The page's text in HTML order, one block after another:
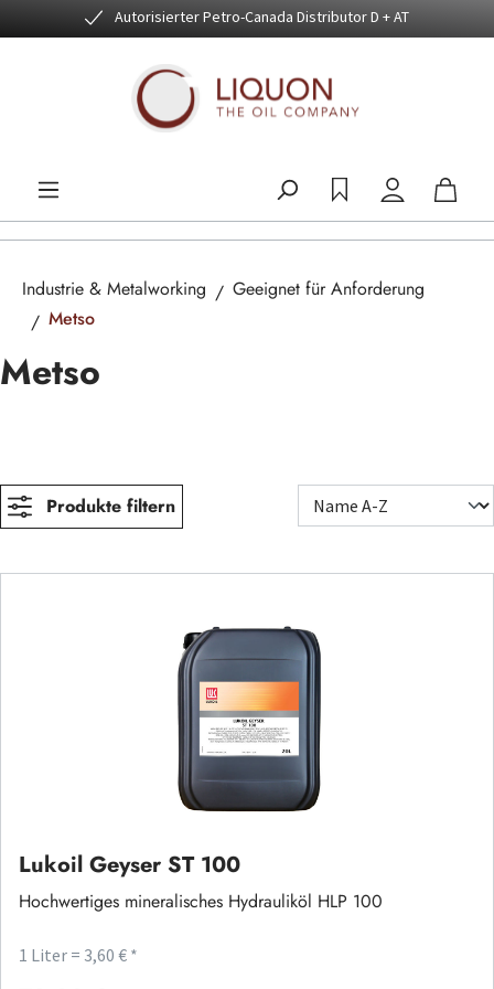
Zum Hauptinhalt springenAutorisierter Petro-Canada Distributor D + AT
Industrie & Metalworking
Geeignet für Anforderung
Metso
Metso
Produkte filtern
Lukoil Geyser ST 100
Hochwertiges mineralisches Hydrauliköl HLP 100
1 Liter = 3,60 € *